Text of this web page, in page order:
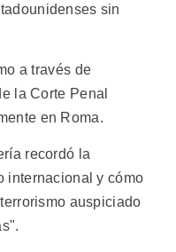
sin
a través de
la Corte Penal
en Roma.
recordó la
internacional y cómo
auspiciado